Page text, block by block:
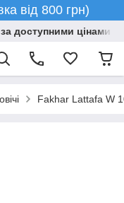
від 800 грн)
доступними цінами
Fakhar Lattafa W